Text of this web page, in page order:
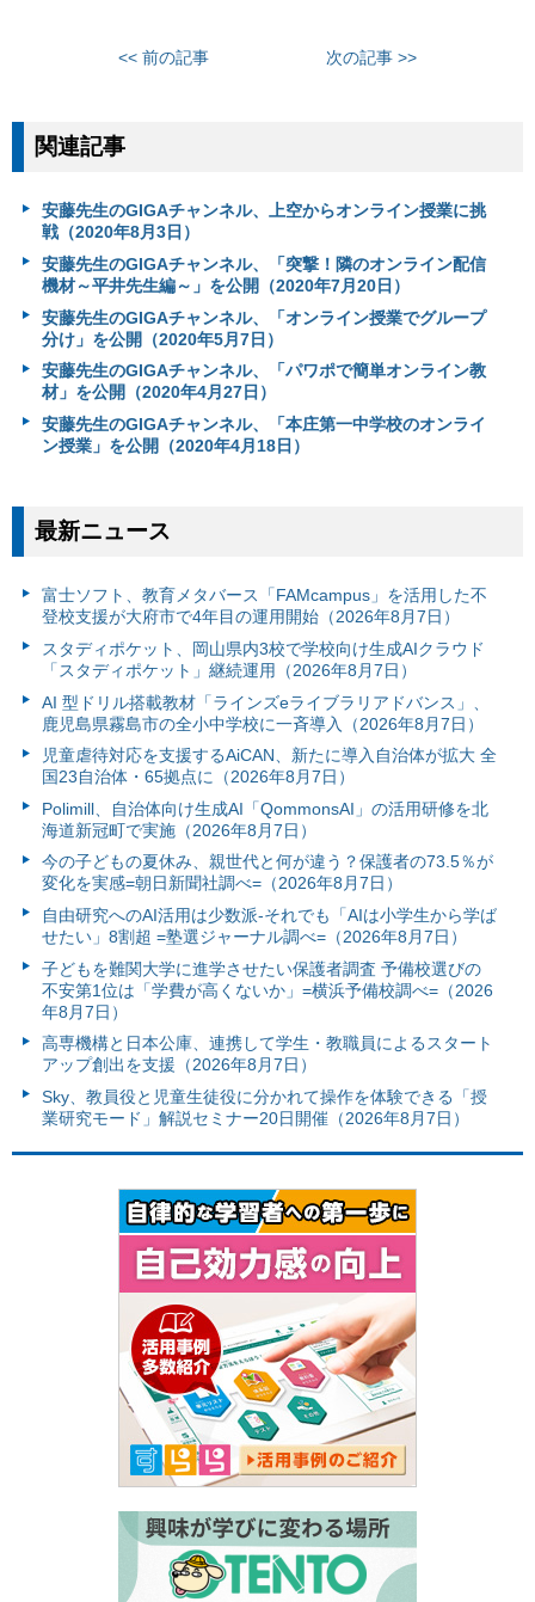
<< 前の記事 次の記事 >>
関連記事
安藤先生のGIGAチャンネル、上空からオンライン授業に挑
戦（2020年8月3日）
安藤先生のGIGAチャンネル、「突撃！隣のオンライン配信
機材～平井先生編～」を公開（2020年7月20日）
安藤先生のGIGAチャンネル、「オンライン授業でグループ
分け」を公開（2020年5月7日）
安藤先生のGIGAチャンネル、「パワポで簡単オンライン教
材」を公開（2020年4月27日）
安藤先生のGIGAチャンネル、「本庄第一中学校のオンライ
ン授業」を公開（2020年4月18日）
最新ニュース
富⼠ソフト、教育メタバース「FAMcampus」を活用した不
登校支援が大府市で4年目の運用開始（2026年8月7日）
スタディポケット、岡山県内3校で学校向け生成AIクラウド
「スタディポケット」継続運用（2026年8月7日）
AI 型ドリル搭載教材「ラインズeライブラリアドバンス」、
鹿児島県霧島市の全小中学校に一斉導入（2026年8月7日）
児童虐待対応を支援するAiCAN、新たに導入自治体が拡大 全
国23自治体・65拠点に（2026年8月7日）
Polimill、自治体向け生成AI「QommonsAI」の活用研修を北
海道新冠町で実施（2026年8月7日）
今の子どもの夏休み、親世代と何が違う？保護者の73.5％が
変化を実感=朝日新聞社調べ=（2026年8月7日）
自由研究へのAI活用は少数派-それでも「AIは小学生から学ば
せたい」8割超 =塾選ジャーナル調べ=（2026年8月7日）
子どもを難関大学に進学させたい保護者調査 予備校選びの
不安第1位は「学費が高くないか」=横浜予備校調べ=（2026
年8月7日）
高専機構と日本公庫、連携して学生・教職員によるスタート
アップ創出を支援（2026年8月7日）
Sky、教員役と児童生徒役に分かれて操作を体験できる「授
業研究モード」解説セミナー20日開催（2026年8月7日）